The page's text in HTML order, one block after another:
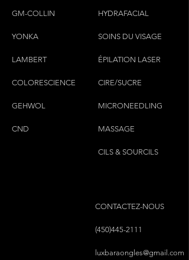
GM-COLLIN
YONKA
LAMBERT
COLORESCIENCE
GEHWOL
CND
HYDRAFACIAL
SOINS DU VISAGE
ÉPILATION LASER
CIRE/SUCRE
MICRONEEDLING
MASSAGE
CILS & SOURCILS
CONTACTEZ-NOUS
(450)445-2111
luxbaraongles@gmail.com